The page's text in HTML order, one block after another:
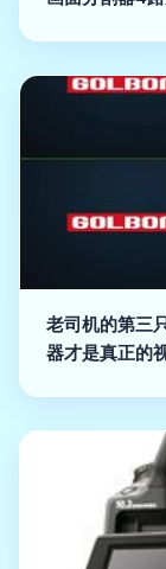
老司机的第三
器才是真正的